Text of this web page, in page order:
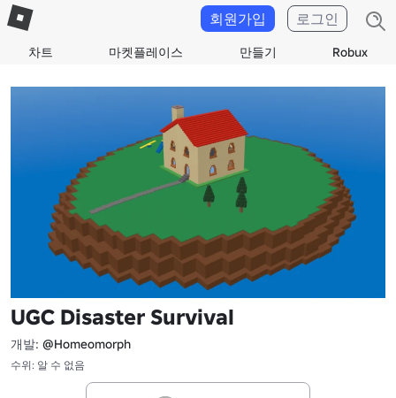
차트 마켓플레이스 만들기 Robux
회원가입 로그인
UGC Disaster Survival
개발: @Homeomorph
수위: 알 수 없음